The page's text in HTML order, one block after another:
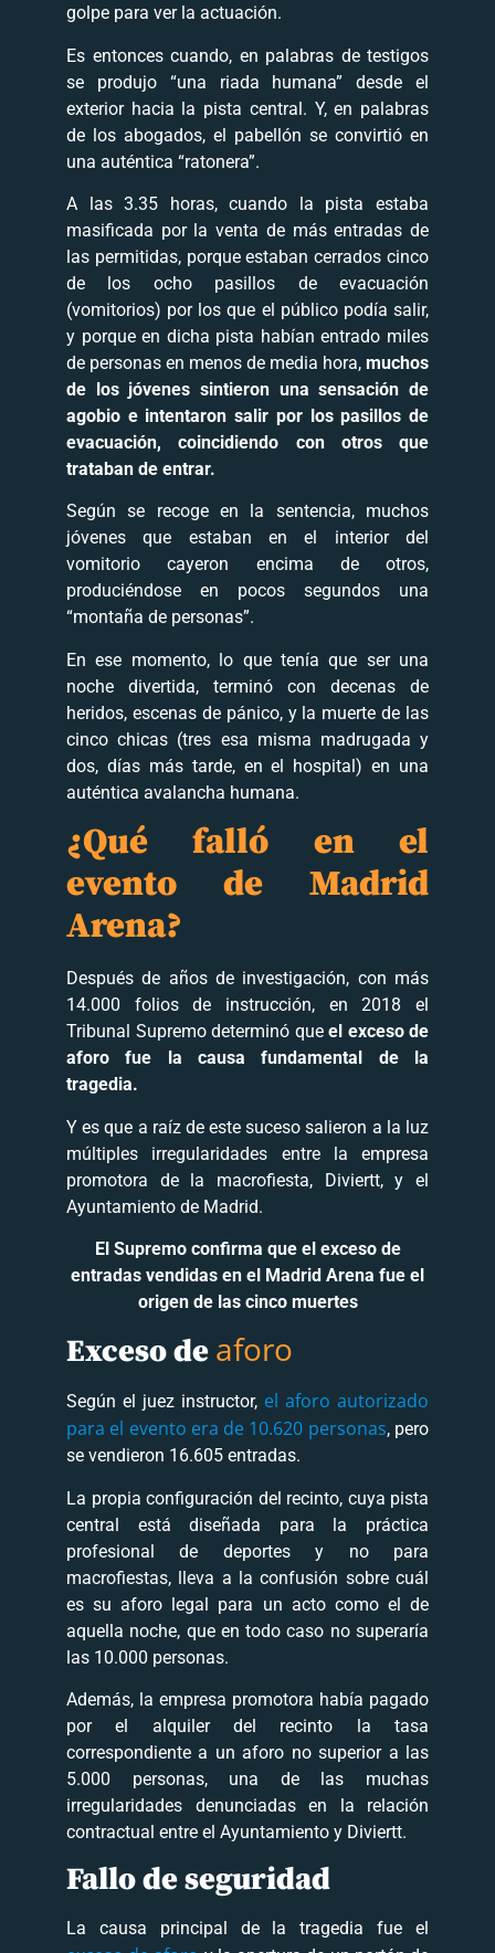
golpe para ver la actuación.
Es entonces cuando, en palabras de testigos
se produjo “una riada humana” desde el
exterior hacia la pista central. Y, en palabras
de los abogados, el pabellón se convirtió en
una auténtica “ratonera”.
A las 3.35 horas, cuando la pista estaba
masificada por la venta de más entradas de
las permitidas, porque estaban cerrados cinco
de los ocho pasillos de evacuación
(vomitorios) por los que el público podía salir,
y porque en dicha pista habían entrado miles
de personas en menos de media hora, muchos
de los jóvenes sintieron una sensación de
agobio e intentaron salir por los pasillos de
evacuación, coincidiendo con otros que
trataban de entrar.
Según se recoge en la sentencia, muchos
jóvenes que estaban en el interior del
vomitorio cayeron encima de otros,
produciéndose en pocos segundos una
“montaña de personas”.
En ese momento, lo que tenía que ser una
noche divertida, terminó con decenas de
heridos, escenas de pánico, y la muerte de las
cinco chicas (tres esa misma madrugada y
dos, días más tarde, en el hospital) en una
auténtica avalancha humana.
¿Qué falló en el
evento de Madrid
Arena?
Después de años de investigación, con más
14.000 folios de instrucción, en 2018 el
Tribunal Supremo determinó que el exceso de
aforo fue la causa fundamental de la
tragedia.
Y es que a raíz de este suceso salieron a la luz
múltiples irregularidades entre la empresa
promotora de la macrofiesta, Diviertt, y el
Ayuntamiento de Madrid.
El Supremo confirma que el exceso de
entradas vendidas en el Madrid Arena fue el
origen de las cinco muertes
Exceso de aforo
Según el juez instructor, el aforo autorizado
para el evento era de 10.620 personas, pero
se vendieron 16.605 entradas.
La propia configuración del recinto, cuya pista
central está diseñada para la práctica
profesional de deportes y no para
macrofiestas, lleva a la confusión sobre cuál
es su aforo legal para un acto como el de
aquella noche, que en todo caso no superaría
las 10.000 personas.
Además, la empresa promotora había pagado
por el alquiler del recinto la tasa
correspondiente a un aforo no superior a las
5.000 personas, una de las muchas
irregularidades denunciadas en la relación
contractual entre el Ayuntamiento y Diviertt.
Fallo de seguridad
La causa principal de la tragedia fue el